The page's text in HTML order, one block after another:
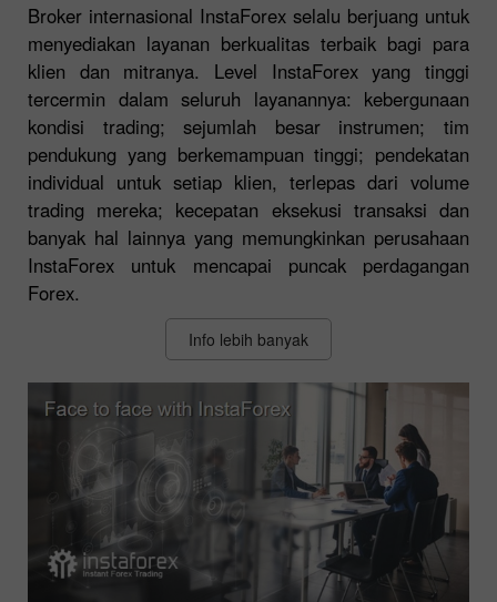
Broker internasional InstaForex selalu berjuang untuk
menyediakan layanan berkualitas terbaik bagi para
klien dan mitranya. Level InstaForex yang tinggi
tercermin dalam seluruh layanannya: kebergunaan
kondisi trading; sejumlah besar instrumen; tim
pendukung yang berkemampuan tinggi; pendekatan
individual untuk setiap klien, terlepas dari volume
trading mereka; kecepatan eksekusi transaksi dan
banyak hal lainnya yang memungkinkan perusahaan
InstaForex untuk mencapai puncak perdagangan
Forex.
Info lebih banyak